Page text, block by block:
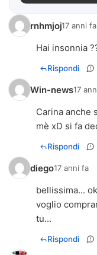
rnhmjoj17 anni fa
Hai insonnia
Rispondi
Win-news17
Carina anche
mè xD si fa
Rispondi
diego17 anni fa
bellissima...
voglio
tu...
Rispondi